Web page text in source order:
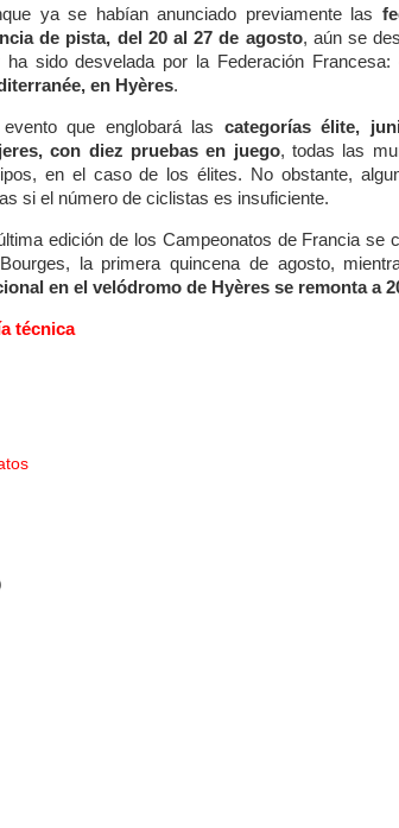
ya se habían anunciado previamente las
de pista, del 20 al 27 de agosto, aún se
ha sido desvelada por la Federación
en Hyères.
que englobará las categorías élite,
con diez pruebas en juego, todas las
en el caso de los élites. No obstante,
si el número de ciclistas es insuficiente.
edición de los Campeonatos de Francia se
la primera quincena de agosto,
en el velódromo de Hyères se remonta a
técnica